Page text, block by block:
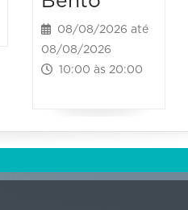
08/08/2026 até
08/08/2026
10:00 às 20:00